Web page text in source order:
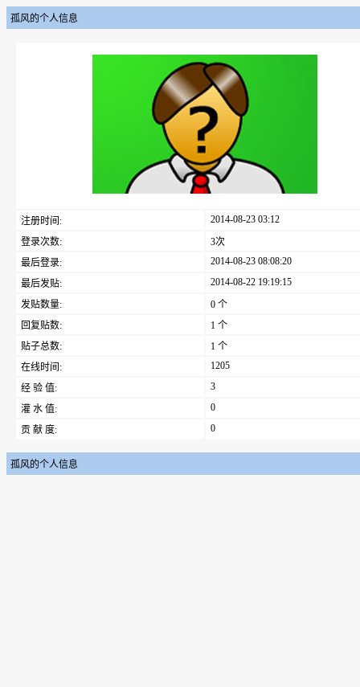
孤风的个人信息
注册时间:
2014-08-23 03:12
登录次数:
3次
最后登录:
2014-08-23 08:08:20
最后发贴:
2014-08-22 19:19:15
发贴数量:
0 个
回复贴数:
1 个
贴子总数:
1 个
在线时间:
1205
经 验 值:
3
灌 水 值:
0
贡 献 度:
0
孤风的个人信息